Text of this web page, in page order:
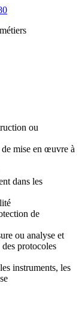
ou
mise en œuvre à
dans les
de
ou analyse et
protocoles
instruments, les